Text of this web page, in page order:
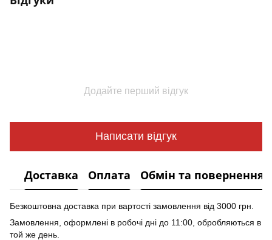
Додайте перший відгук
Написати відгук
Доставка Оплата Обмін та повернення
Безкоштовна доставка при вартості замовлення від 3000 грн.
Замовлення, оформлені в робочі дні до 11:00, обробляються в
той же день.